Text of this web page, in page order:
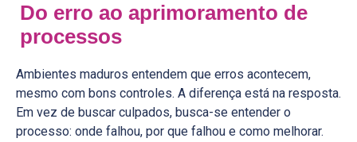
Do erro ao aprimoramento de
processos
Ambientes maduros entendem que erros acontecem,
mesmo com bons controles. A diferença está na resposta.
Em vez de buscar culpados, busca-se entender o
processo: onde falhou, por que falhou e como melhorar.